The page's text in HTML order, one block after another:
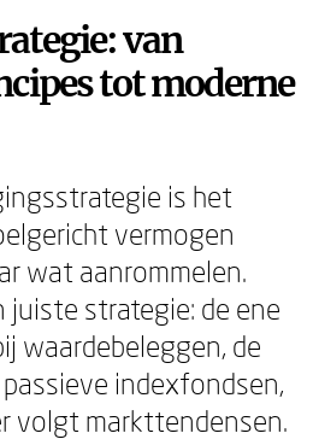
van
tot moderne
is het
vermogen
wat aanrommelen.
juiste strategie: de ene
waardebeleggen, de
indexfondsen,
volgt markttendensen.